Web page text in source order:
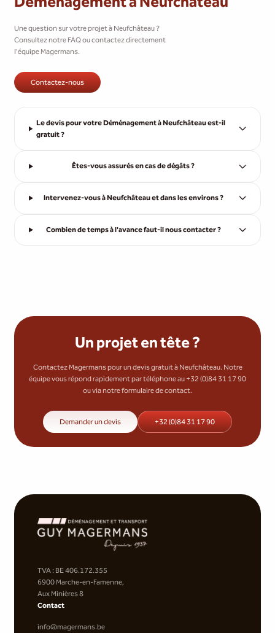
Une question sur votre projet à Neufchâteau ?
Consultez notre FAQ ou contactez directement
l'équipe Magermans.
Contactez-nous
Le devis pour votre Déménagement à Neufchâteau est-il
gratuit ?
Êtes-vous assurés en cas de dégâts ?
Intervenez-vous à Neufchâteau et dans les environs ?
Combien de temps à l'avance faut-il nous contacter ?
Un projet en tête ?
Contactez Magermans pour un devis gratuit à Neufchâteau. Notre
équipe vous répond rapidement par téléphone au +32 (0)84 31 17 90
ou via notre formulaire de contact.
Demander un devis +32 (0)84 31 17 90
TVA : BE 406.172.355
6900 Marche-en-Famenne,
Aux Minières 8
Contact
info@magermans.be